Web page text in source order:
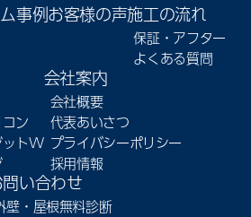
事例お客様の声施工の流れ
保証・アフター
よくある質問
ン
ットW
会社案内
会社概要
代表あいさつ
プライバシーポリシー
採用情報
い合わせ
壁・屋根無料診断